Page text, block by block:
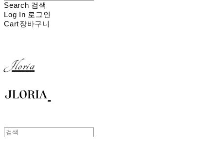
Search 검색
Log In 로그인
Cart장바구니
Jloria